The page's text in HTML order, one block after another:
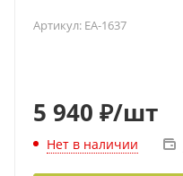
Артикул: EA-1637
5 940 ₽/шт
Нет в наличии